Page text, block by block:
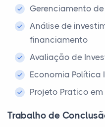
Gerenciamento
Análise de
financiamento
Avaliação de
Economia Política
Projeto Pratico em
Trabalho de